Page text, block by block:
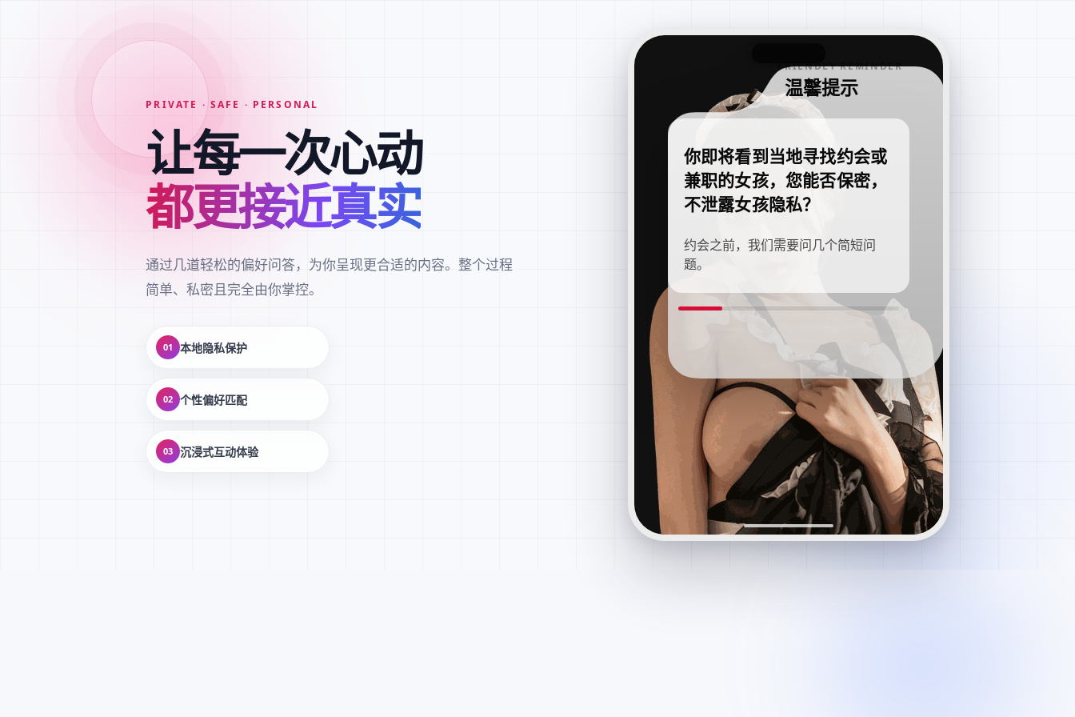
PRIVATE · SAFE · PERSONAL
让每一次心动
都更接近真实
通过几道轻松的偏好问答，为你呈现更合适的内容。整个过程
简单、私密且完全由你掌控。
01 本地隐私保护
02 个性偏好匹配
03 沉浸式互动体验
FRIENDLY REMINDER
温馨提示
你即将看到当地寻找约会或
兼职的女孩，您能否保密，
不泄露女孩隐私？
约会之前，我们需要问几个简短问
题。